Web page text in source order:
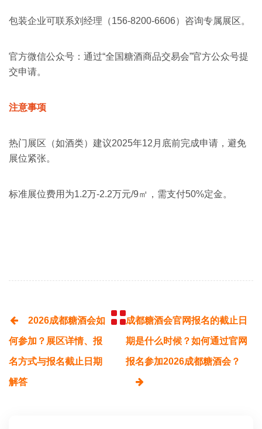
包装企业可联系刘经理（156-8200-6606）咨询专属展区‌。
官方微信公众号‌：通过“全国糖酒商品交易会”官方公众号提
交申请‌。
注意事项
热门展区（如酒类）建议2025年12月底前完成申请，避免
展位紧张‌。
标准展位费用为1.2万-2.2万元/9㎡，需支付50%定金‌。
2026成都糖酒会如
何参加？展区详情、报
名方式与报名截止日期
解答
成都糖酒会官网报名的截止日
期是什么时候？如何通过官网
报名参加2026成都糖酒会？